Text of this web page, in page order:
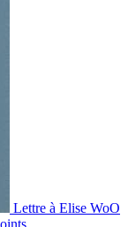
Lettre à Elise WoO